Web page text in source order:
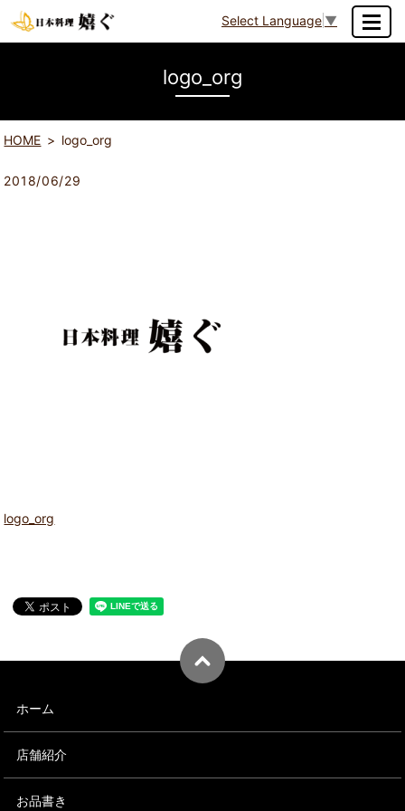
Select Language ▼
logo_org
HOME logo_org
2018/06/29
logo_org
ホーム
店舗紹介
お品書き